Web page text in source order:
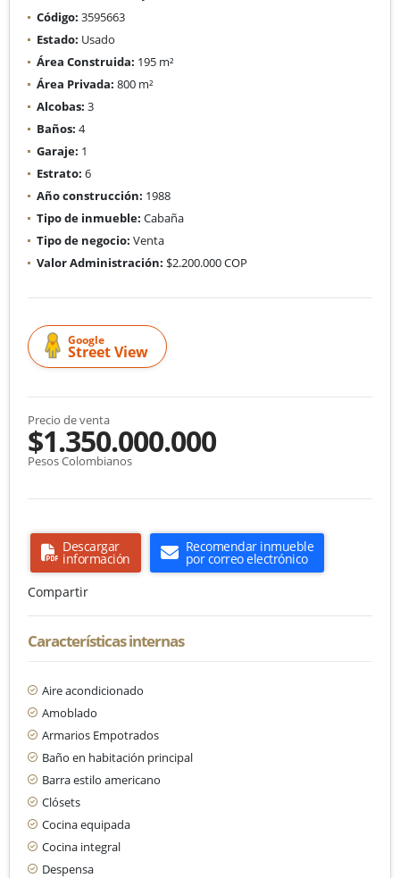
Código: 3595663
Estado: Usado
Área Construida: 195 m²
Área Privada: 800 m²
Alcobas: 3
Baños: 4
Garaje: 1
Estrato: 6
Año construcción: 1988
Tipo de inmueble: Cabaña
Tipo de negocio: Venta
Valor Administración: $2.200.000 COP
Google
Street View
Precio de venta
$1.350.000.000
Pesos Colombianos
Descargar
información
Recomendar inmueble
por correo electrónico
Compartir
Características internas
Aire acondicionado
Amoblado
Armarios Empotrados
Baño en habitación principal
Barra estilo americano
Clósets
Cocina equipada
Cocina integral
Despensa